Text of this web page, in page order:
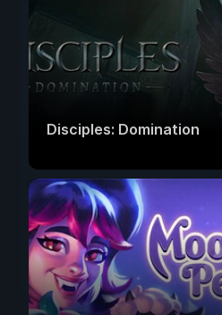
Disciples: Domination